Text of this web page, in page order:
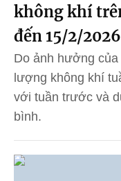
không khí
đến 15/2/2026
Do ảnh hưởng
lượng không khí
với tuần trước và
bình.